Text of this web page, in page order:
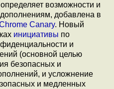
возможности и
добавлена в
Canary. Новый
инициативы по
и
(основной целью
безопасных и
и усложнение
и медленных